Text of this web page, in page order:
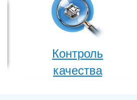
Контроль
качества